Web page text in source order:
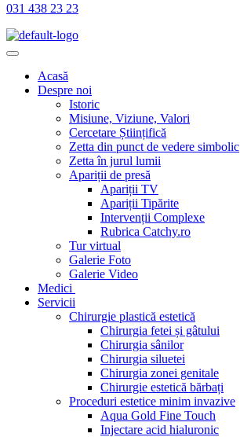
031 438 23 23
Acasă
Despre noi
Istoric
Misiune, Viziune, Valori
Cercetare Științifică
Zetta din punct de vedere simbolic
Zetta în jurul lumii
Apariții de presă
Apariții TV
Apariții Tipărite
Intervenții Complexe
Rubrica Catchy.ro
Tur virtual
Galerie Foto
Galerie Video
Medici
Servicii
Chirurgie plastică estetică
Chirurgia fetei și gâtului
Chirurgia sânilor
Chirurgia siluetei
Chirurgia zonei genitale
Chirurgie estetică bărbați
Proceduri estetice minim invazive
Aqua Gold Fine Touch
Injectare acid hialuronic